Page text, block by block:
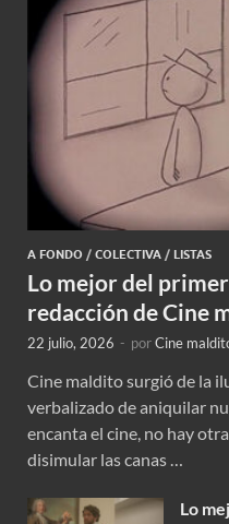
A FONDO / COLECTIVA / LISTAS
Lo mejor del
redacción de Cine
22 julio, 2026 - porCine
Cine maldito surgió de la
verbalizado de aniquilar
encanta el cine, no hay
disimular las canas …
Lo